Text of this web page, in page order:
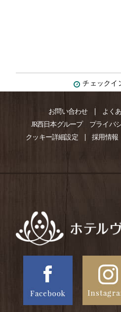
チェックイ
お問い合わせ よく
JR西日本グループ プライバ
クッキー詳細設定
採用情報